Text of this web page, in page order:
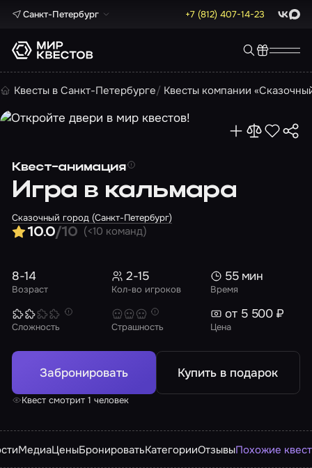
Санкт-Петербург +7 (812) 407-14-23 Max
Квесты в Санкт-Петербурге Квесты компании
Квест-анимация
Игра в кальмара
Сказочный город (Санкт-Петербург)
10.0/10 (<10 команд)
Возраст
8-14
Кол-во игроков
2-15
Время
55 мин
Сложность Страшность Цена
от 5 500 ₽
Забронировать Купить в подарок
Квест смотрит 1 человек
МедиаЦеныБронироватьКатегорииОтзывыПохожие